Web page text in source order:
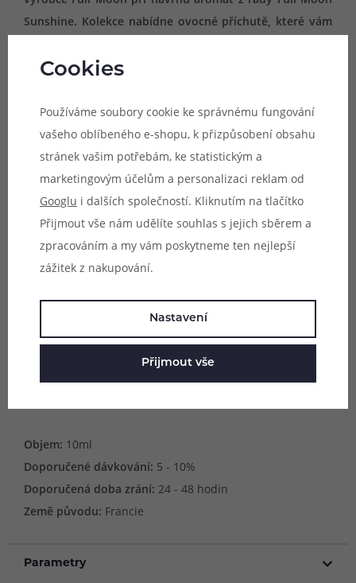
Sunshine. Kolekce nabídne ovocné příchutě, které vám
každodenního vapingu.
Unikátní příchutě inspirované sladkými ovocnými
aromaty z Malajsie s výrobou ve Francii jsou zpět.
Přivítejte příchutě Full Moon a nechte se unášet
nepřeberným množstvím různorodých ovocných a
chladivých kombinací pro zpříjemnění každodenního
vaperského rituálu. Každá příchuť francouzského výrobce
Full Moon překypuje originalitou, svěžestí a
promyšleností použitých ingrediencí. Jsou vyráběny z
všemi nutnými kontrolami pro uvedení na světový trh.
Příchutě výrobce Full Moon jsou dodávány v malých 10ml
Objem: 10ml
Doporučené dávkování: 5 - 10%
Doporučená doba zrání: 24 - 48 hodin
Země původu: Francie
Parametry
Cookies
Používáme soubory cookie ke správnému fungování
vašeho oblíbeného e-shopu, k přizpůsobení obsahu
stránek vašim potřebám, ke statistickým a
marketingovým účelům a personalizaci reklam od
Googlu i dalších společností. Kliknutím na tlačítko
Přijmout vše nám udělíte souhlas s jejich sběrem a
zpracováním a my vám poskytneme ten nejlepší
zážitek z nakupování.
Nastavení
Přijmout vše